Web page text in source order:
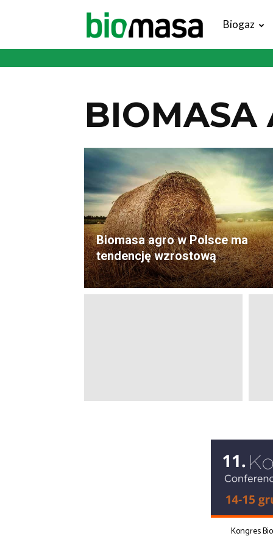
Magazyn
Biogaz
BIOMASA
Biomasa agro w Polsce ma
tendencję wzrostową
Kongres